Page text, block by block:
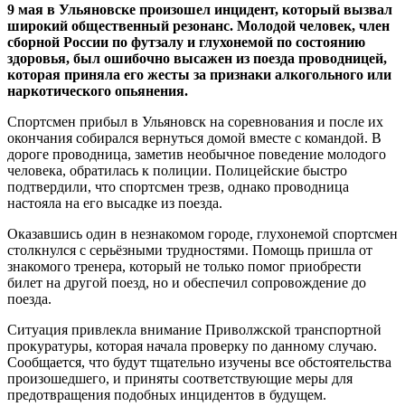
9 мая в Ульяновске произошел инцидент, который вызвал
широкий общественный резонанс. Молодой человек, член
сборной России по футзалу и глухонемой по состоянию
здоровья, был ошибочно высажен из поезда проводницей,
которая приняла его жесты за признаки алкогольного или
наркотического опьянения.
Спортсмен прибыл в Ульяновск на соревнования и после их
окончания собирался вернуться домой вместе с командой. В
дороге проводница, заметив необычное поведение молодого
человека, обратилась к полиции. Полицейские быстро
подтвердили, что спортсмен трезв, однако проводница
настояла на его высадке из поезда.
Оказавшись один в незнакомом городе, глухонемой спортсмен
столкнулся с серьёзными трудностями. Помощь пришла от
знакомого тренера, который не только помог приобрести
билет на другой поезд, но и обеспечил сопровождение до
поезда.
Ситуация привлекла внимание Приволжской транспортной
прокуратуры, которая начала проверку по данному случаю.
Сообщается, что будут тщательно изучены все обстоятельства
произошедшего, и приняты соответствующие меры для
предотвращения подобных инцидентов в будущем.